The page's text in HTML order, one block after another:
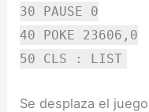
30 PAUSE 0
40 POKE 23606,0
50 CLS : LIST
Se desplaza el